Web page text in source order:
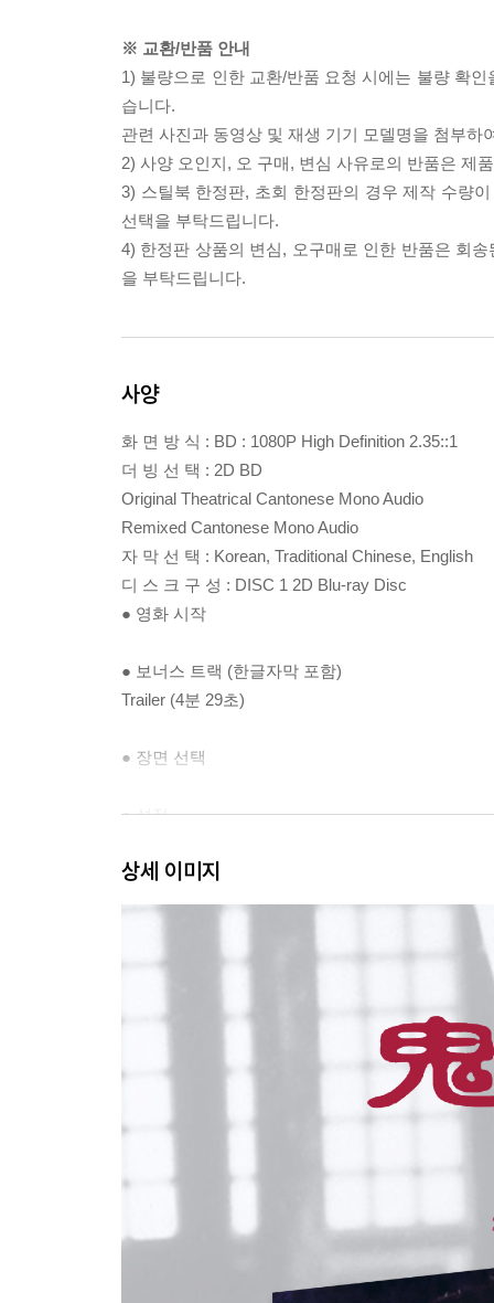
※ 교환/반품 안내
1) 불량으로 인한 교환/반품 요청 시에는 불량 확
습니다.
관련 사진과 동영상 및 재생 기기 모델명을 첨부하
2) 사양 오인지, 오 구매, 변심 사유로의 반품은 제
3) 스틸북 한정판, 초회 한정판의 경우 제작 수량
선택을 부탁드립니다.
4) 한정판 상품의 변심, 오구매로 인한 반품은 회
을 부탁드립니다.
사양
화 면 방 식 : BD : 1080P High Definition 2.35::1
더 빙 선 택 : 2D BD
Original Theatrical Cantonese Mono Audio
Remixed Cantonese Mono Audio
자 막 선 택 : Korean, Traditional Chinese, English
디 스 크 구 성 : DISC 1 2D Blu-ray Disc
● 영화 시작
● 보너스 트랙 (한글자막 포함)
Trailer (4분 29초)
● 장면 선택
● 설정
※ 서플먼트 내용은 제작사의 사정상 변경, 추가 또
상세 이미지